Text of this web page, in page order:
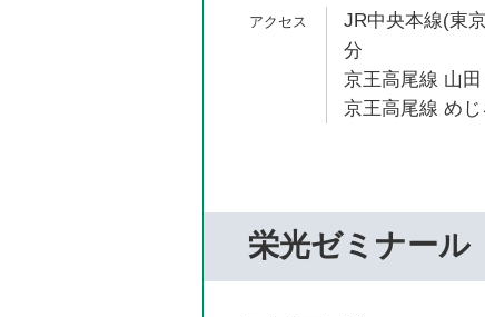
JR中央本線(東
分
京王高尾線 山
京王高尾線 め
栄光ゼミナール